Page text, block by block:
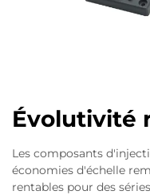
Évolutivité
Les composants
économies d'échelle
rentables pour des